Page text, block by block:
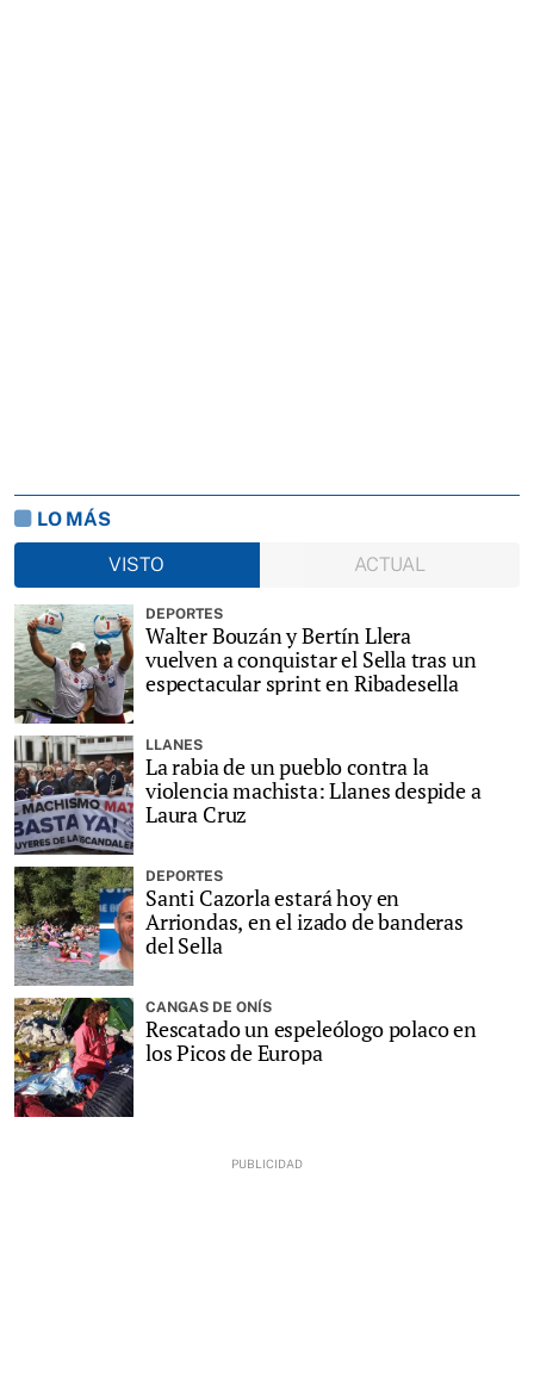
LO MÁS
VISTO
ACTUAL
DEPORTES
Walter Bouzán y Bertín Llera
vuelven a conquistar el Sella tras un
espectacular sprint en Ribadesella
LLANES
La rabia de un pueblo contra la
violencia machista: Llanes despide a
Laura Cruz
DEPORTES
Santi Cazorla estará hoy en
Arriondas, en el izado de banderas
del Sella
CANGAS DE ONÍS
Rescatado un espeleólogo polaco en
los Picos de Europa